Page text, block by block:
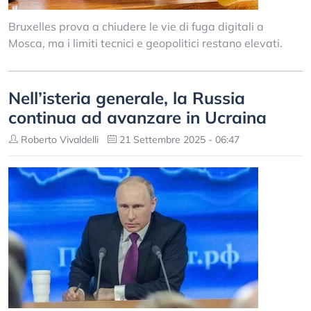
Bruxelles prova a chiudere le vie di fuga digitali a
Mosca, ma i limiti tecnici e geopolitici restano elevati.
Nell’isteria generale, la Russia
continua ad avanzare in Ucraina
Roberto Vivaldelli 21 Settembre 2025 - 06:47